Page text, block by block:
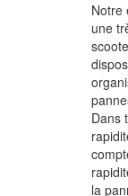
Notre
une
Dans
la